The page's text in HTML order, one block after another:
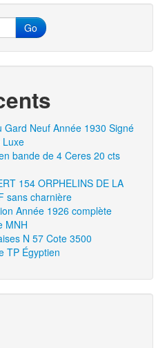
Go
Gard Neuf Année 1930 Signé
Luxe
bande de 4 Ceres 20 cts
154 ORPHELINS DE LA
sans charnière
Année 1926 complète
MNH
N 57 Cote 3500
TP Égyptien